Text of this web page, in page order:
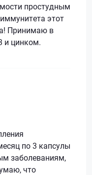
простудным
этот
Принимаю в
и цинком.
по 3 капсулы
заболеваниям,
что